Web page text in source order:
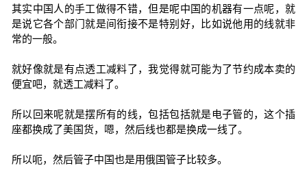
其实中国人的手工做得不错，但是呢中国的机器有一点呢，就
是说它各个部门就是间衔接不是特别好，比如说他用的线就非
常的一般。
就好像就是有点透工减料了，我觉得就可能为了节约成本卖的
便宜吧，就透工减料了。
所以回来呢就是摆所有的线，包括包括就是电子管的，这个插
座都换成了美国货，嗯，然后线也都是换成一线了。
所以呃，然后管子中国也是用俄国管子比较多。